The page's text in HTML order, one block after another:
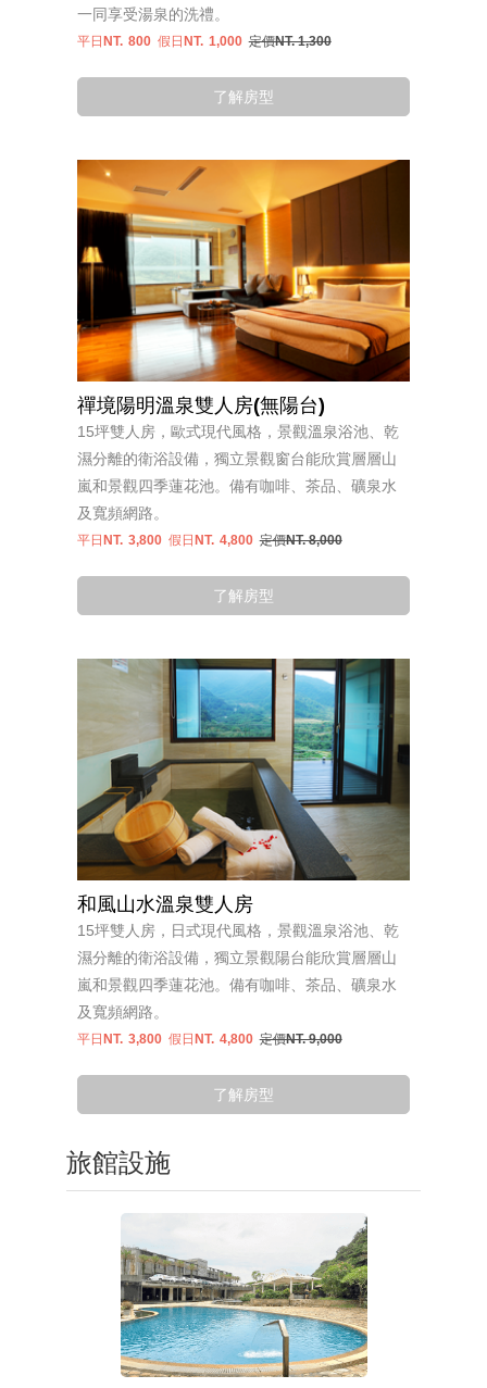
一同享受湯泉的洗禮。
平日NT. 800 假日NT. 1,000定價NT. 1,300
了解房型
禪境陽明溫泉雙人房(無陽台)
15坪雙人房，歐式現代風格，景觀溫泉浴池、乾
濕分離的衛浴設備，獨立景觀窗台能欣賞層層山
嵐和景觀四季蓮花池。備有咖啡、茶品、礦泉水
及寬頻網路。
平日NT. 3,800 假日NT. 4,800定價NT. 8,000
了解房型
和風山水溫泉雙人房
15坪雙人房，日式現代風格，景觀溫泉浴池、乾
濕分離的衛浴設備，獨立景觀陽台能欣賞層層山
嵐和景觀四季蓮花池。備有咖啡、茶品、礦泉水
及寬頻網路。
平日NT. 3,800 假日NT. 4,800定價NT. 9,000
了解房型
旅館設施